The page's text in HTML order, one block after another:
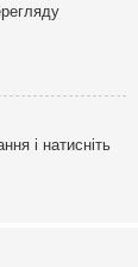
і натисніть